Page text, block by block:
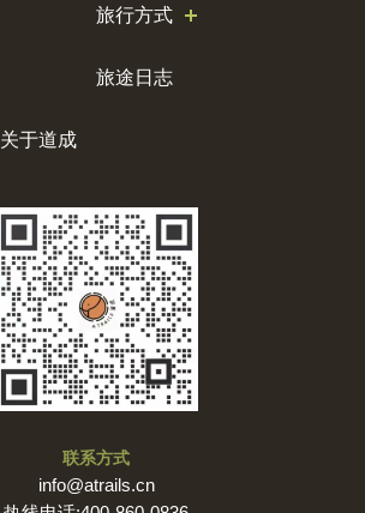
旅行方式
旅途日志
关于道成
联系方式
info@atrails.cn